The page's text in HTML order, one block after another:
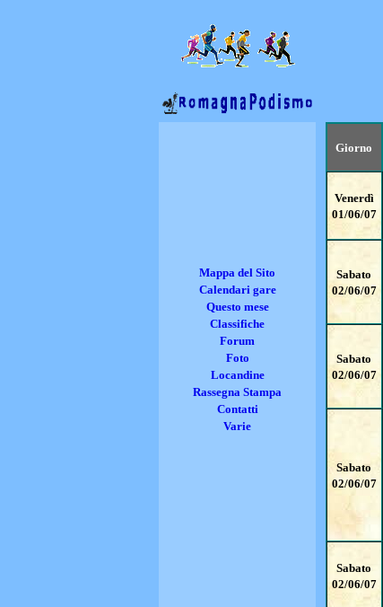
Giorno
Venerdì
01/06/07
Sabato
02/06/07
Sabato
02/06/07
Sabato
02/06/07
Sabato
02/06/07
Mappa del Sito
Calendari gare
Questo mese
Classifiche
Forum
Foto
Locandine
Rassegna Stampa
Contatti
Varie